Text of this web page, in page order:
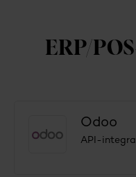
ERP/
Odoo
API-